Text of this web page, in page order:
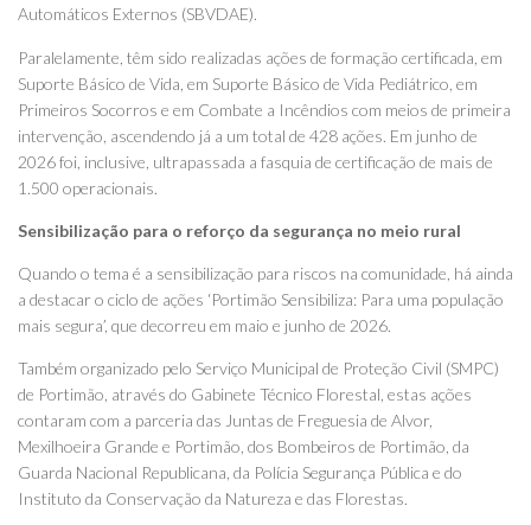
Automáticos Externos (SBVDAE).
Paralelamente, têm sido realizadas ações de formação certificada, em
Suporte Básico de Vida, em Suporte Básico de Vida Pediátrico, em
Primeiros Socorros e em Combate a Incêndios com meios de primeira
intervenção, ascendendo já a um total de 428 ações. Em junho de
2026 foi, inclusive, ultrapassada a fasquia de certificação de mais de
1.500 operacionais.
Sensibilização para o reforço da segurança no meio rural
Quando o tema é a sensibilização para riscos na comunidade, há ainda
a destacar o ciclo de ações ‘Portimão Sensibiliza: Para uma população
mais segura’, que decorreu em maio e junho de 2026.
Também organizado pelo Serviço Municipal de Proteção Civil (SMPC)
de Portimão, através do Gabinete Técnico Florestal, estas ações
contaram com a parceria das Juntas de Freguesia de Alvor,
Mexilhoeira Grande e Portimão, dos Bombeiros de Portimão, da
Guarda Nacional Republicana, da Polícia Segurança Pública e do
Instituto da Conservação da Natureza e das Florestas.